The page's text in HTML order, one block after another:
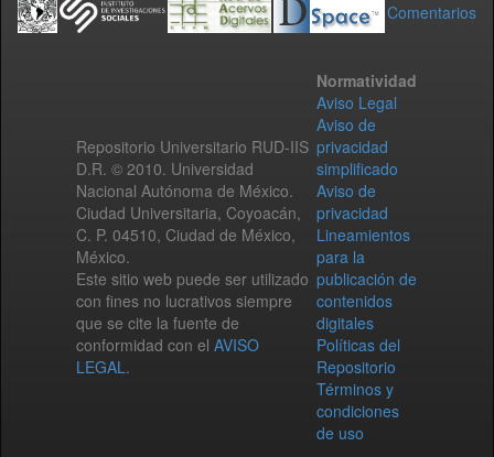
Comentarios
Repositorio Universitario RUD-IIS
D.R. © 2010. Universidad
Nacional Autónoma de México.
Ciudad Universitaria, Coyoacán,
C. P. 04510, Ciudad de México,
México.
Este sitio web puede ser utilizado
con fines no lucrativos siempre
que se cite la fuente de
conformidad con el AVISO
LEGAL.
Normatividad
Aviso Legal
Aviso de
privacidad
simplificado
Aviso de
privacidad
Lineamientos
para la
publicación de
contenidos
digitales
Políticas del
Repositorio
Términos y
condiciones
de uso